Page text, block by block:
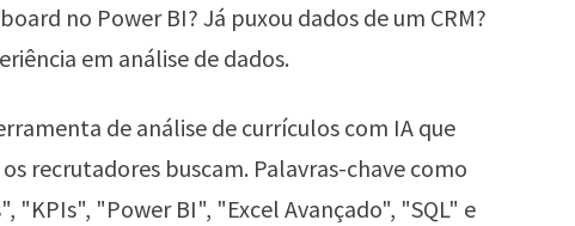
no Power BI? Já puxou dados de um CRM?
em análise de dados.
de análise de currículos com IA que
recrutadores buscam. Palavras-chave como
"KPIs", "Power BI", "Excel Avançado", "SQL" e